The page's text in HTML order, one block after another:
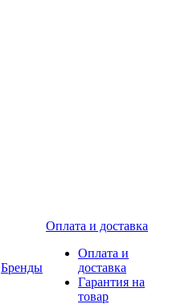
Бренды
Оплата и доставка
Оплата и
доставка
Гарантия на
товар